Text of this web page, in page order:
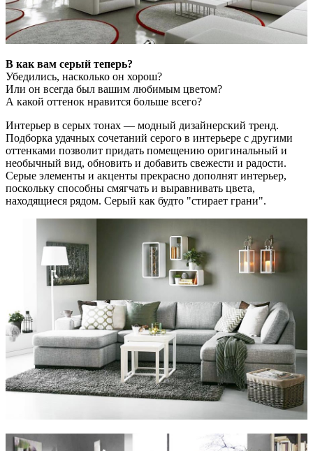
B как вам серый теперь?
Убедились, насколько он хорош?
Или он всегда был вашим любимым цветом?
А какой оттенок нравится больше всего?
Интерьер в серых тонах — модный дизайнерский тренд.
Подборка удачных сочетаний серого в интерьере с другими
оттенками позволит придать помещению оригинальный и
необычный вид, обновить и добавить свежести и радости.
Серые элементы и акценты прекрасно дополнят интерьер,
поскольку способны смягчать и выравнивать цвета,
находящиеся рядом. Серый как будто "стирает грани".